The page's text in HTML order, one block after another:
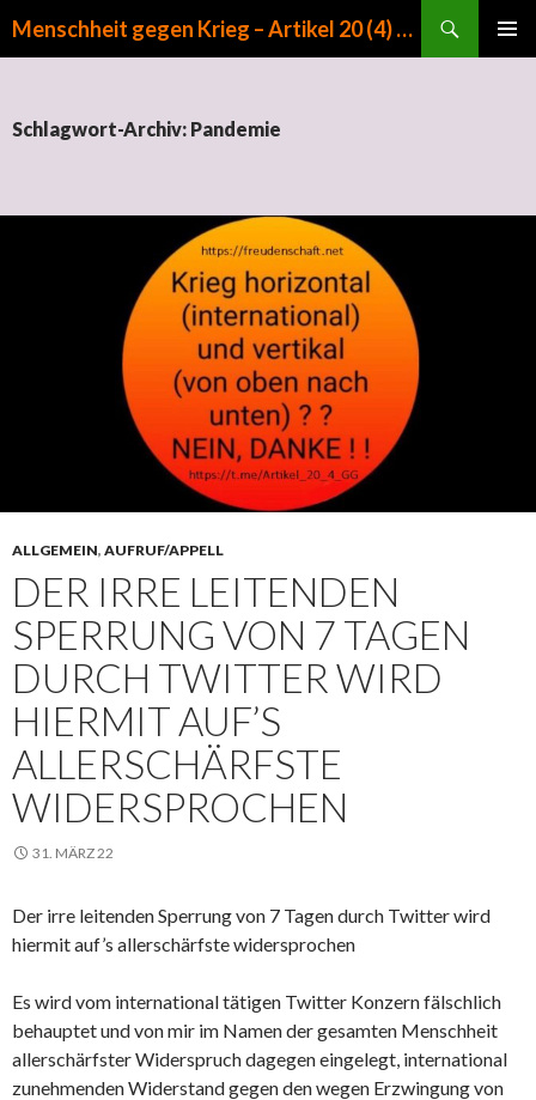
Menschheit gegen Krieg – Artikel 20 (4) GG
Schlagwort-Archiv: Pandemie
ALLGEMEIN, AUFRUF/APPELL
DER IRRE LEITENDEN
SPERRUNG VON 7 TAGEN
DURCH TWITTER WIRD
HIERMIT AUF’S
ALLERSCHÄRFSTE
WIDERSPROCHEN
31. MÄRZ 22
Der irre leitenden Sperrung von 7 Tagen durch Twitter wird
hiermit auf’s allerschärfste widersprochen
Es wird vom international tätigen Twitter Konzern fälschlich
behauptet und von mir im Namen der gesamten Menschheit
allerschärfster Widerspruch dagegen eingelegt, international
zunehmenden Widerstand gegen den wegen Erzwingung von